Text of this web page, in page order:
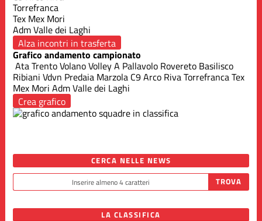
Torrefranca
Tex Mex Mori
Adm Valle dei Laghi
Alza incontri in trasferta
Grafico andamento campionato
Ata TrentoVolano Volley A Pallavolo Rovereto Basilisco
Ribiani Vdvn Predaia Marzola C9 Arco RivaTorrefrancaTex
Mex Mori Adm Valle dei Laghi
Crea grafico
CERCA NELLE NEWS
LA CLASSIFICA